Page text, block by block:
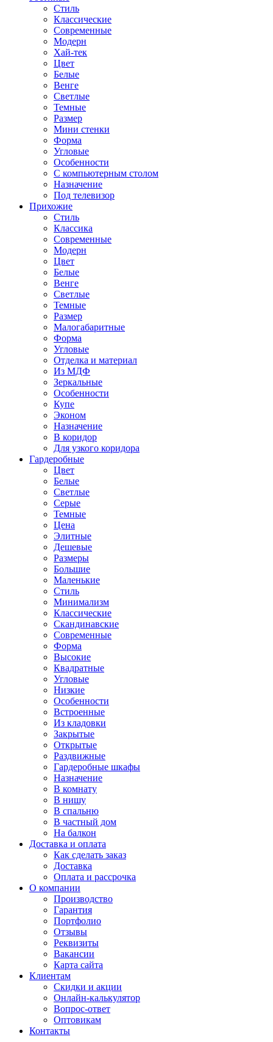
Стиль
Классические
Современные
Модерн
Хай-тек
Цвет
Белые
Венге
Светлые
Темные
Размер
Мини стенки
Форма
Угловые
Особенности
С компьютерным столом
Назначение
Под телевизор
Прихожие
Стиль
Классика
Современные
Модерн
Цвет
Белые
Венге
Светлые
Темные
Размер
Малогабаритные
Форма
Угловые
Отделка и материал
Из МДФ
Зеркальные
Особенности
Купе
Эконом
Назначение
В коридор
Для узкого коридора
Гардеробные
Цвет
Белые
Светлые
Серые
Темные
Цена
Элитные
Дешевые
Размеры
Большие
Маленькие
Стиль
Минимализм
Классические
Скандинавские
Современные
Форма
Высокие
Квадратные
Угловые
Низкие
Особенности
Встроенные
Из кладовки
Закрытые
Открытые
Раздвижные
Гардеробные шкафы
Назначение
В комнату
В нишу
В спальню
В частный дом
На балкон
Доставка и оплата
Как сделать заказ
Доставка
Оплата и рассрочка
О компании
Производство
Гарантия
Портфолио
Отзывы
Реквизиты
Вакансии
Карта сайта
Клиентам
Скидки и акции
Онлайн-калькулятор
Вопрос-ответ
Оптовикам
Контакты